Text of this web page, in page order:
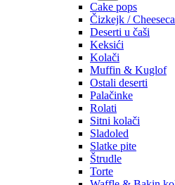
Cake pops
Čizkejk /
Deserti u čaši
Keksići
Kolači
Muffin & Kuglof
Ostali deserti
Palačinke
Rolati
Sitni kolači
Sladoled
Slatke pite
Štrudle
Torte